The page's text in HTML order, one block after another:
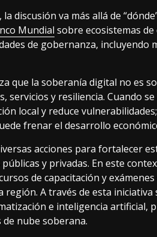
la discusión va más allá de
Mundial sobre ecosistemas
de gobernanza,
que la soberanía digital no es
servicios y resiliencia. Cuando
local y reduce
frenar el desarrollo
acciones para fortalecer
y privadas. En este
de capacitación y
región. A través de esta
e inteligencia artificial,
nube soberana.